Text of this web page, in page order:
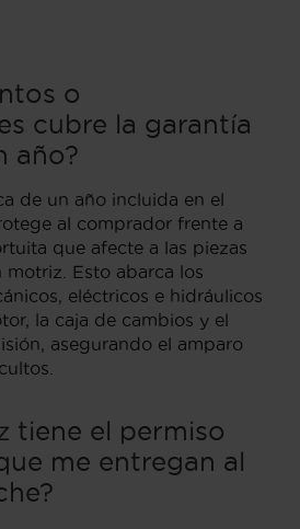
o
cubre la garantía
año?
de un año incluida en el
al comprador frente a
que afecte a las piezas
motriz. Esto abarca los
eléctricos e hidráulicos
la caja de cambios y el
asegurando el amparo
tiene el permiso
me entregan al